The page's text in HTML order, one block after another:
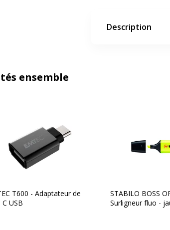
Description
ensemble
T600 - Adaptateur de
USB
STABILO BOSS
Surligneur fluo -